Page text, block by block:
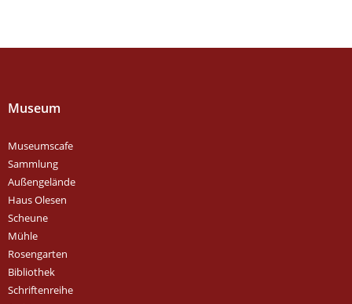
Museum
Museumscafe
Sammlung
Außengelände
Haus Olesen
Scheune
Mühle
Rosengarten
Bibliothek
Schriftenreihe